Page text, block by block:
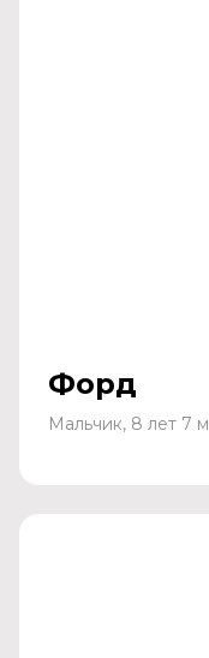
Форд
Мальчик, 8 лет 7